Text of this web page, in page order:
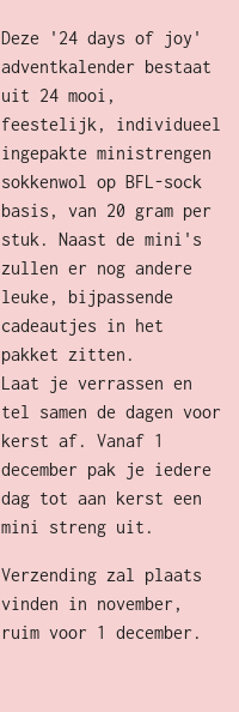
Deze '24 days of joy'
adventkalender bestaat
uit 24 mooi,
feestelijk, individueel
ingepakte ministrengen
sokkenwol op BFL-sock
basis, van 20 gram per
stuk. Naast de mini's
zullen er nog andere
leuke, bijpassende
cadeautjes in het
pakket zitten.
Laat je verrassen en
tel samen de dagen voor
kerst af. Vanaf 1
december pak je iedere
dag tot aan kerst een
mini streng uit.
Verzending zal plaats
vinden in november,
ruim voor 1 december.